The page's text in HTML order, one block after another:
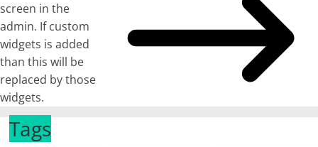
screen in the
admin. If custom
widgets is added
than this will be
replaced by those
widgets.
Tags